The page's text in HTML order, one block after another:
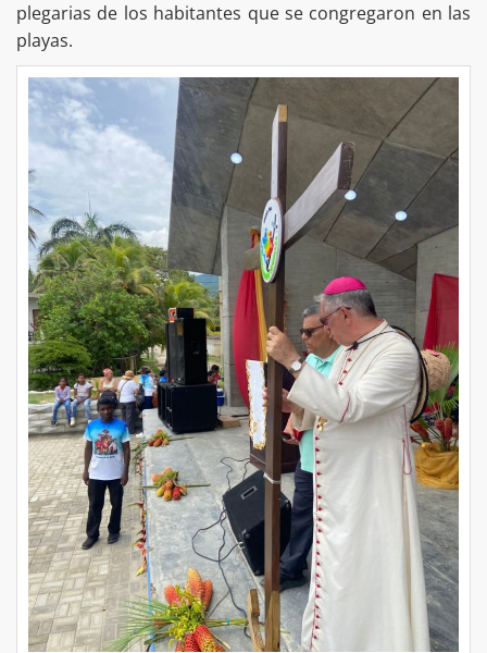
plegarias de los habitantes que se congregaron en las
playas.